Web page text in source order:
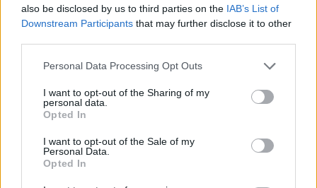
also be disclosed by us to third parties on the IAB’s List of
Downstream Participants that may further disclose it to other
Please note that this website/app uses one or more Google
not limited to your visit or usage behaviour. You may click to
grant or deny consent to Google and its third-party tags to
use your data for below specified purposes in below Google
consent section.
Personal Data Processing Opt Outs
I want to opt-out of the Sharing of my
personal data.
Opted In
I want to opt-out of the Sale of my
Personal Data.
Opted In
évvel ezelőtti árvíz idején és így most –
fotógyűjtemény ugyanazokból a szögekből
Akik szeretik az előtte-utána képeket, azok számára
feltétlenül ajánlott ez a képgyűjtemény. Több helyszín
ugyanabból a...